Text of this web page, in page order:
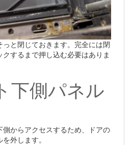
と閉じておきます。完全には閉
するまで押し込む必要はありま
下側パネル
からアクセスするため、ドアの
外します。